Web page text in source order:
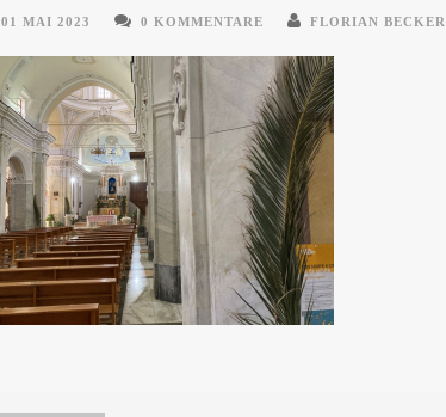
01 MAI 2023 0 KOMMENTARE FLORIAN BECKER